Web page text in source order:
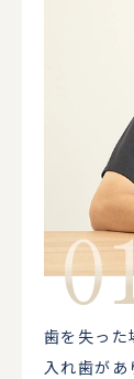
歯を失った
入れ歯があ